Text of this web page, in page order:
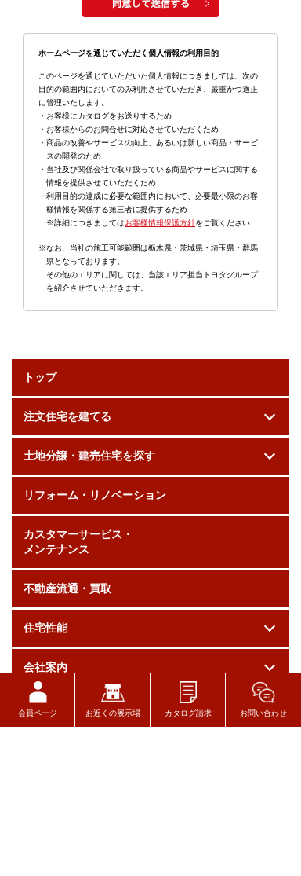
ホームページを通じていただく個人情報の利用目的
このページを通じていただいた個人情報につきましては、次の
目的の範囲内においてのみ利用させていただき、厳重かつ適正
に管理いたします。
・お客様にカタログをお送りするため
・お客様からのお問合せに対応させていただくため
・商品の改善やサービスの向上、あるいは新しい商品・サービ
スの開発のため
・当社及び関係会社で取り扱っている商品やサービスに関する
情報を提供させていただくため
・利用目的の達成に必要な範囲内において、必要最小限のお客
様情報を関係する第三者に提供するため
※詳細につきましてはお客様情報保護方針をご覧ください
※なお、当社の施工可能範囲は栃木県・茨城県・埼玉県・群馬
県となっております。
その他のエリアに関しては、当該エリア担当トヨタグループ
を紹介させていただきます。
トップ
注文住宅を建てる
土地分譲・建売住宅を探す
リフォーム・リノベーション
カスタマーサービス・
メンテナンス
不動産流通・買取
住宅性能
会社案内
採用情報
会員ページ お近くの展示場 カタログ請求 お問い合わせ